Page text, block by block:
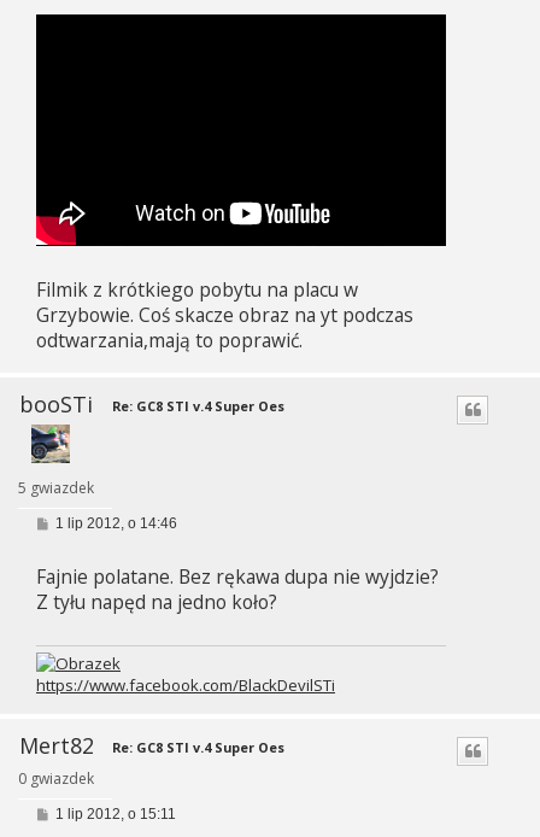
Filmik z krótkiego pobytu na placu w
Grzybowie. Coś skacze obraz na yt podczas
odtwarzania,mają to poprawić.
booSTi
5 gwiazdek
Re: GC8 STI v.4 Super Oes
P
t
1 lip 2012, o 14:46
Fajnie polatane. Bez rękawa dupa nie wyjdzie?
Z tyłu napęd na jedno koło?
https://www.facebook.com/BlackDevilSTi
Mert82
0 gwiazdek
Re: GC8 STI v.4 Super Oes
P1 lip 2012, o 15:11